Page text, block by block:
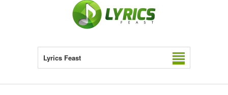
Lyrics Feast